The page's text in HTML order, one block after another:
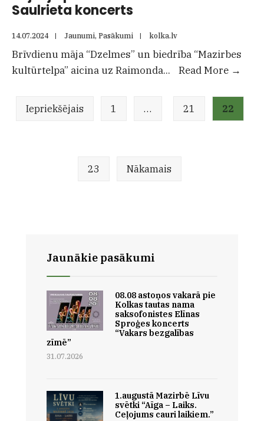
Saulrieta koncerts
14.07.2024 | Jaunumi, Pasākumi | kolka.lv
Brīvdienu māja “Dzelmes” un biedrība “Mazirbes
kultūrtelpa” aicina uz Raimonda... Read More →
numerācija
Iepriekšējais 1 … 21 22
23 Nākamais
Jaunākie pasākumi
08.08 astoņos vakarā pie
Kolkas tautas nama
saksofonistes Elīnas
Sproģes koncerts
“Vakars bezgalības
zīmē”
31.07.2026
1.augustā Mazirbē Līvu
svētki “Aīga – Laiks.
Ceļojums cauri laikiem.”